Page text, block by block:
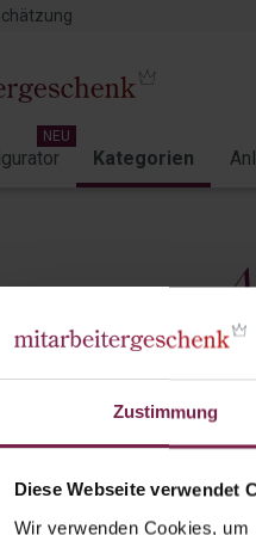
Zustimmung
Diese Webseite verwendet
Wir verwenden Cookies,
NEU
Kategorien
Preisfilter